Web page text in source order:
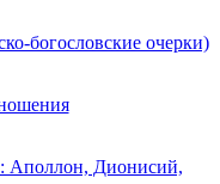
богословские очерки)
Аполлон, Дионисий,